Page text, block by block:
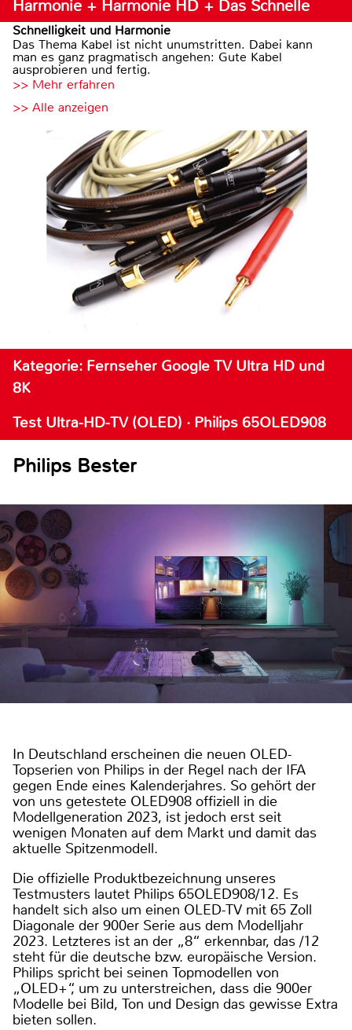
Harmonie + Harmonie HD + Das Schnelle
Schnelligkeit und Harmonie
Das Thema Kabel ist nicht unumstritten. Dabei kann
man es ganz pragmatisch angehen: Gute Kabel
ausprobieren und fertig.
>> Mehr erfahren
>> Alle anzeigen
Kategorie: Fernseher Google TV Ultra HD und
8K
Test Ultra-HD-TV (OLED) · Philips 65OLED908
Philips Bester
In Deutschland erscheinen die neuen OLED-
Topserien von Philips in der Regel nach der IFA
gegen Ende eines Kalenderjahres. So gehört der
von uns getestete OLED908 offiziell in die
Modellgeneration 2023, ist jedoch erst seit
wenigen Monaten auf dem Markt und damit das
aktuelle Spitzenmodell.
Die offizielle Produktbezeichnung unseres
Testmusters lautet Philips 65OLED908/12. Es
handelt sich also um einen OLED-TV mit 65 Zoll
Diagonale der 900er Serie aus dem Modelljahr
2023. Letzteres ist an der „8“ erkennbar, das /12
steht für die deutsche bzw. europäische Version.
Philips spricht bei seinen Topmodellen von
„OLED+“, um zu unterstreichen, dass die 900er
Modelle bei Bild, Ton und Design das gewisse Extra
bieten sollen.